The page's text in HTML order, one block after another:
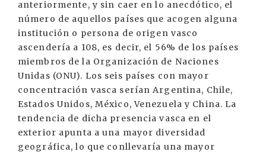
anteriormente, y sin caer en lo anecdótico, el
número de aquellos países que acogen alguna
institución o persona de origen vasco
ascendería a 108, es decir, el 56% de los países
miembros de la Organización de Naciones
Unidas (ONU). Los seis países con mayor
concentración vasca serían Argentina, Chile,
Estados Unidos, México, Venezuela y China. La
tendencia de dicha presencia vasca en el
exterior apunta a una mayor diversidad
geográfica, lo que conllevaría una mayor